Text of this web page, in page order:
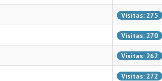
Visitas: 275
Visitas: 270
Visitas: 262
Visitas: 272